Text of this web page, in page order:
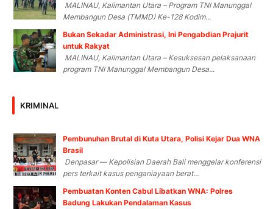
MALINAU, Kalimantan Utara – Program TNI Manunggal
Membangun Desa (TMMD) Ke-128 Kodim...
Bukan Sekadar Administrasi, Ini Pengabdian Prajurit
untuk Rakyat
MALINAU, Kalimantan Utara – Kesuksesan pelaksanaan
program TNI Manunggal Membangun Desa...
KRIMINAL
Pembunuhan Brutal di Kuta Utara, Polisi Kejar Dua WNA
Brasil
Denpasar — Kepolisian Daerah Bali menggelar konferensi
pers terkait kasus penganiayaan berat...
Pembuatan Konten Cabul Libatkan WNA: Polres
Badung Lakukan Pendalaman Kasus